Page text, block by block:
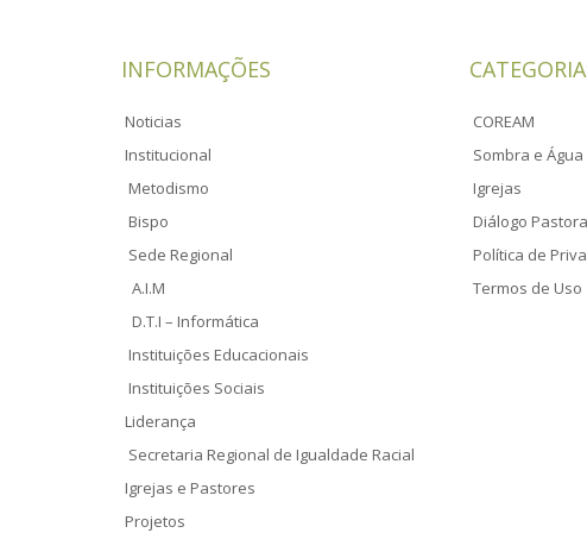
INFORMAÇÕES
Noticias
Institucional
Metodismo
Bispo
Sede Regional
A.I.M
D.T.I – Informática
Instituições Educacionais
Instituições Sociais
Liderança
Secretaria Regional de Igualdade Racial
Igrejas e Pastores
Projetos
COREAM
Sombra e Água
Igrejas
Diálogo
Política de
Termos de Uso